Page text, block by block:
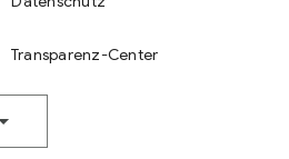
Transparenz-Center